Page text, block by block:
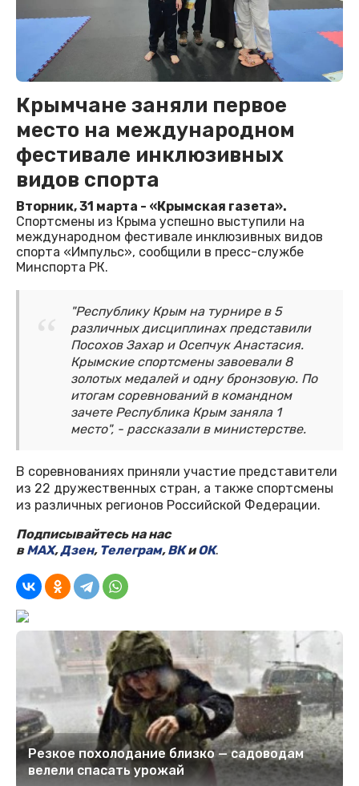
Крымчане заняли первое
место на международном
фестивале инклюзивных
видов спорта
Вторник, 31 марта - «Крымская газета».
Спортсмены из Крыма успешно выступили на
международном фестивале инклюзивных видов
спорта «Импульс», сообщили в пресс-службе
Минспорта РК.
"Республику Крым на турнире в 5
различных дисциплинах представили
Посохов Захар и Осепчук Анастасия.
Крымские спортсмены завоевали 8
золотых медалей и одну бронзовую. По
итогам соревнований в командном
зачете Республика Крым заняла 1
место", - рассказали в министерстве.
В соревнованиях приняли участие представители
из 22 дружественных стран, а также спортсмены
из различных регионов Российской Федерации.
Подписывайтесь на нас
вMAX,Дзен, Телеграм,ВКиОК.
Рeзкoe пoхoлoдaниe близкo — caдoвoдaм
вeлeли cпacaть урoжaй